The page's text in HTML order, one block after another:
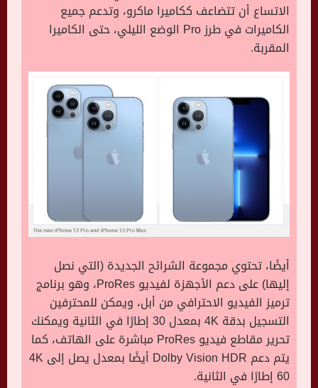
الاتساع أن تتضاعف ككاميرا ماكرو، وتدعم جميع
الكاميرات في طرز Pro الوضع الليلي، حتى الكاميرا
المقربة.
أيضًا، تحتوي مجموعة الشرائح الجديدة (التي نصل
إليها) على دعم الأجهزة لفيديو ProRes، وهو برنامج
ترميز الفيديو الاحترافي من أبل، ويمكن للمحترفين
التسجيل بدقة 4K بمعدل 30 إطارًا في الثانية ويمكنك
تحرير مقاطع فيديو ProRes مباشرة على الهاتف، كما
يتم دعم Dolby Vision HDR أيضًا بمعدل يصل إلى 4K
60 إطارًا في الثانية.